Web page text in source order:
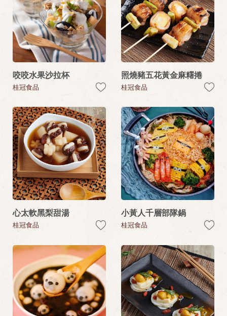
咬咬水果沙拉杯
桂冠食品
照燒豬五花黃金麻糬捲
桂冠食品
心太軟黑梨甜湯
桂冠食品
小黃人千層部隊鍋
桂冠食品